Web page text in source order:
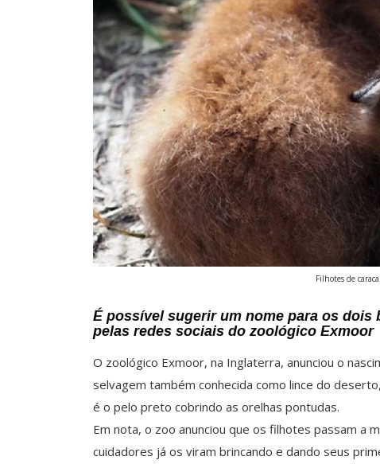
Filhotes de
É possível sugerir um nome para os dois
pelas redes sociais do zoológico Exmoor
O zoológico Exmoor, na Inglaterra, anunciou o
selvagem também conhecida como lince do
é o pelo preto cobrindo as orelhas pontudas.
Em nota, o zoo anunciou que os filhotes passam a
cuidadores já os viram brincando e dando seus